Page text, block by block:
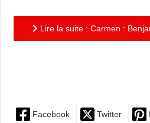
Lire la suite : Carmen :
Facebook Twitter